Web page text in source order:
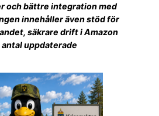
och bättre integration med
innehåller även stöd för
säkrare drift i Amazon
uppdaterade